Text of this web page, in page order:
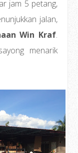
jam 5 petang,
jalan,
Win Kraf.
menarik